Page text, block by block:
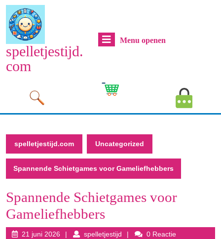
Naar
inhoud
gaan
spelletjestijd.
com
Menu openenMenu
Cart
spelletjestijd.com Uncategorized
Spannende Schietgames voor Gameliefhebbers
Spannende Schietgames voor
Gameliefhebbers
21 juni 2026 21
spelletjestijd spelletjestijd0 Reactie